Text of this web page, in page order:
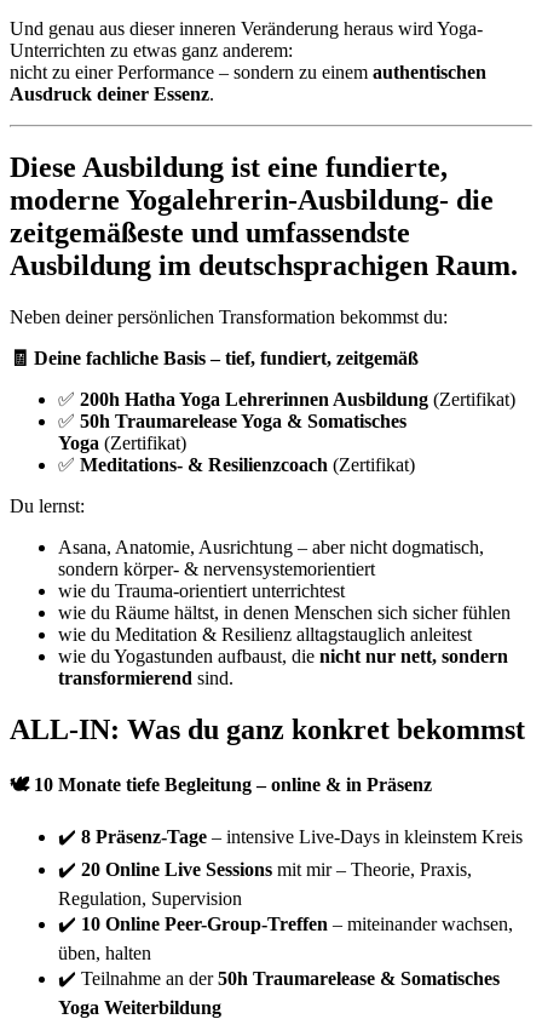
Und genau aus dieser inneren Veränderung heraus wird Yoga-
Unterrichten zu etwas ganz anderem:
nicht zu einer Performance – sondern zu einem authentischen
Ausdruck deiner Essenz.
Diese Ausbildung ist eine fundierte,
moderne Yogalehrerin-Ausbildung- die
zeitgemäßeste und umfassendste
Ausbildung im deutschsprachigen Raum.
Neben deiner persönlichen Transformation bekommst du:
🧾 Deine fachliche Basis – tief, fundiert, zeitgemäß
✅ 200h Hatha Yoga Lehrerinnen Ausbildung (Zertifikat)
✅ 50h Traumarelease Yoga & Somatisches
Yoga (Zertifikat)
✅ Meditations- & Resilienzcoach (Zertifikat)
Du lernst:
Asana, Anatomie, Ausrichtung – aber nicht dogmatisch,
sondern körper- & nervensystemorientiert
wie du Trauma-orientiert unterrichtest
wie du Räume hältst, in denen Menschen sich sicher fühlen
wie du Meditation & Resilienz alltagstauglich anleitest
wie du Yogastunden aufbaust, die nicht nur nett, sondern
transformierend sind.
ALL-IN: Was du ganz konkret bekommst
🕊 10 Monate tiefe Begleitung – online & in Präsenz
✔️ 8 Präsenz-Tage – intensive Live-Days in kleinstem Kreis
✔️ 20 Online Live Sessions mit mir – Theorie, Praxis,
Regulation, Supervision
✔️ 10 Online Peer-Group-Treffen – miteinander wachsen,
üben, halten
✔️ Teilnahme an der50h Traumarelease & Somatisches
Yoga Weiterbildung